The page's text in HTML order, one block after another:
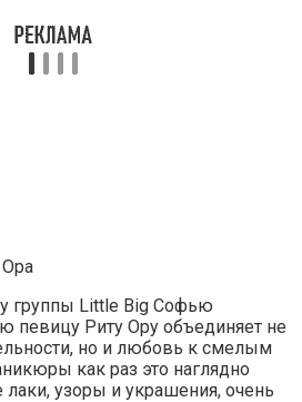
группы Little Big Софью
певицу Риту Ору объединяет не
но и любовь к смелым
как раз это наглядно
узоры и украшения, очень